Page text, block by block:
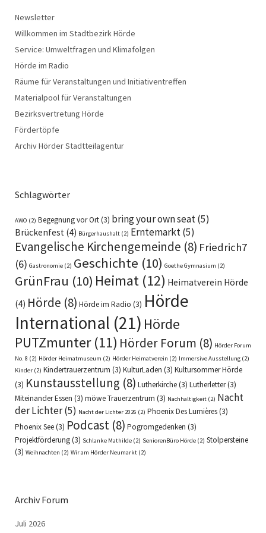
Newsletter
Willkommen im Stadtbezirk Hörde
Service: Umweltfragen und Klimafolgen
Hörde im Radio
Räume für Veranstaltungen und Initiativentreffen
Materialpool für Veranstaltungen
Bezirksvertretung Hörde
Fördertöpfe
Archiv Hörder Stadtteilagentur
Schlagwörter
AWO (2) Begegnung vor Ort(3) bring your own seat(5)
Brückenfest (4) Bürgerhaushalt (2) Erntemarkt(5)
Evangelische Kirchengemeinde (8) Friedrich7
(6) Gastronomie (2) Geschichte (10) Goethe Gymnasium (2)
GrünFrau (10) Heimat (12) Heimatverein Hörde
(4) Hörde (8) Hörde im Radio (3) Hörde
International (21) Hörde
PUTZmunter(11) Hörder Forum (8) Hörder Forum
No. 8 (2) Hörder Heimatmuseum (2) Hörder Heimatverein (2) Immersive Ausstellung (2)
Kinder (2) Kindertrauerzentrum (3) KulturLaden (3) Kultursommer Hörde
(3) Kunstausstellung (8) Lutherkirche(3) Lutherletter(3)
Miteinander Essen (3) möwe Trauerzentrum (3) Nachhaltigkeit (2) Nacht
der Lichter(5) Nacht der Lichter 2026 (2) Phoenix Des Lumières(3)
Phoenix See(3) Podcast (8) Pogromgedenken (3)
Projektförderung(3) Schlanke Mathilde (2) SeniorenBüro Hörde (2) Stolpersteine
(3) Weihnachten (2) Wir am Hörder Neumarkt (2)
Archiv Forum
Juli 2026